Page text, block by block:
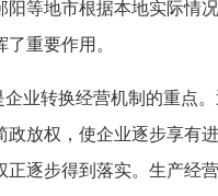
阳等地市根据本地实际情
重要作用。
业转换经营机制的重点
放权，使企业逐步享有
正逐步得到落实。生产经